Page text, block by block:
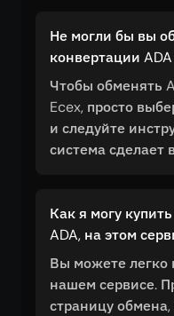
Не могли бы вы
конвертации ADA
Чтобы обменять
Ecex, просто
и следуйте
система сделает
Как я могу
ADA, на этом
Вы можете легко
нашем сервисе.
страницу